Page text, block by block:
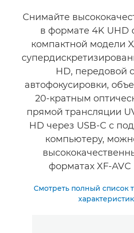
Снимайте
в формате 4K
компактной модели
HD, передовой
автофокусировки,
20-кратным
прямой трансляции
HD через USB-C с
компьютеру,
форматах XF-AVC
Смотреть полный список
характеристик